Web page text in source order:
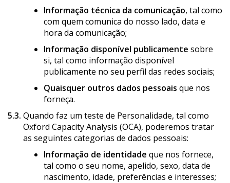
Informação técnica da comunicação, tal como
com quem comunica do nosso lado, data e
hora da comunicação;
Informação disponível publicamente sobre
si, tal como informação disponível
publicamente no seu perfil das redes sociais;
Quaisquer outros dados pessoais que nos
forneça.
5.3. Quando faz um teste de Personalidade, tal como
Oxford Capacity Analysis (OCA), poderemos tratar
as seguintes categorias de dados pessoais:
Informação de identidade que nos fornece,
tal como o seu nome, apelido, sexo, data de
nascimento, idade, preferências e interesses;